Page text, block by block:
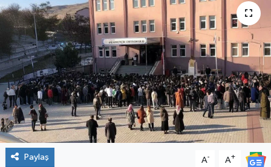
Paylaş A- A+
YAŞAM
ÇEVRE
İLÇELER
RESMİ İLANLAR
KÜLTÜR
TURİZM
Haber Arşivi